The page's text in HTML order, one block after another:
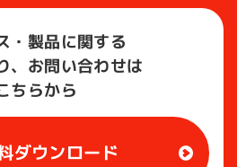
・製品に関する
、お問い合わせは
ちらから
ダウンロード